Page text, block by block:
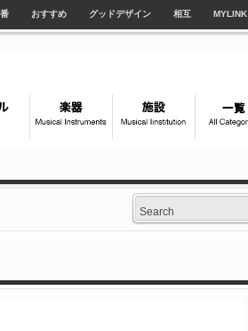
おすすめ グッドデザイン 相互 MYLINK